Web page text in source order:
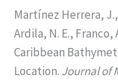
Martínez Herrera,
Ardila, N. E., Franco,
Caribbean
Location. Journal of